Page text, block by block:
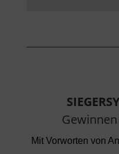
Mit Vorworten von